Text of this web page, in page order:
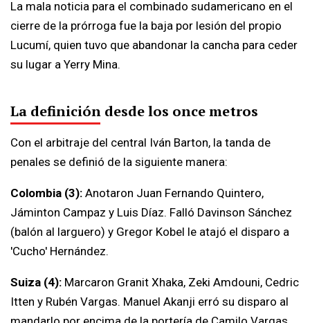
La mala noticia para el combinado sudamericano en el
cierre de la prórroga fue la baja por lesión del propio
Lucumí, quien tuvo que abandonar la cancha para ceder
su lugar a Yerry Mina.
La definición desde los once metros
Con el arbitraje del central Iván Barton, la tanda de
penales se definió de la siguiente manera:
Colombia (3): Anotaron Juan Fernando Quintero,
Jáminton Campaz y Luis Díaz. Falló Davinson Sánchez
(balón al larguero) y Gregor Kobel le atajó el disparo a
'Cucho' Hernández.
Suiza (4): Marcaron Granit Xhaka, Zeki Amdouni, Cedric
Itten y Rubén Vargas. Manuel Akanji erró su disparo al